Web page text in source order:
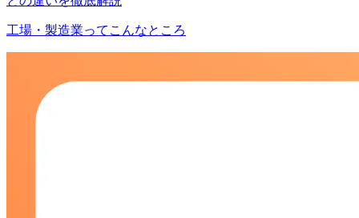
工場・製造業ってこんなところ